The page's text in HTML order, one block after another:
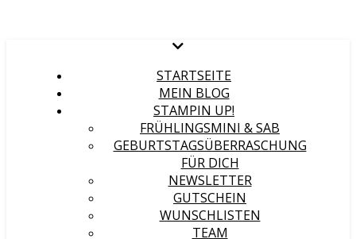
STARTSEITE
MEIN BLOG
STAMPIN UP!
FRÜHLINGSMINI & SAB
GEBURTSTAGSÜBERRASCHUNG
FÜR DICH
NEWSLETTER
GUTSCHEIN
WUNSCHLISTEN
TEAM